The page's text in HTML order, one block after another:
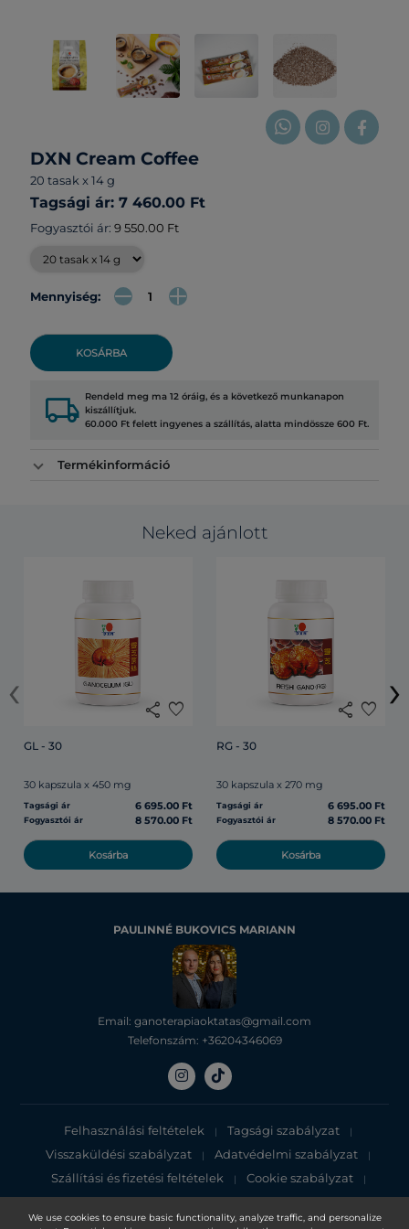
We use cookies to ensure basic functionality, analyze traffic, and personalize
DXN Cream Coffee
20 tasak x 14 g
Tagsági ár: 7 460.00 Ft
Fogyasztói ár: 9 550.00 Ft
Mennyiség:
KOSÁRBA
local_shipping Rendeld meg ma 12 óráig, és a következő munkanapon
kiszállítjuk.
60.000 Ft felett ingyenes a szállítás, alatta mindössze 600 Ft.
Termékinformáció
Neked ajánlott
share favorite
GL - 30
30 kapszula x 450 mg
Tagsági ár 6 695.00 Ft
Fogyasztói ár 8 570.00 Ft
Kosárba
share favorite
RG - 30
30 kapszula x 270 mg
Tagsági ár 6 695.00 Ft
Fogyasztói ár 8 570.00 Ft
Kosárba
‹ ›
PAULINNÉ BUKOVICS MARIANN
Email: ganoterapiaoktatas@gmail.com
Telefonszám: +36204346069
Felhasználási feltételek | Tagsági szabályzat |
Visszaküldési szabályzat | Adatvédelmi szabályzat |
Szállítási és fizetési feltételek | Cookie szabályzat |
Adatvédelmi tájékoztató